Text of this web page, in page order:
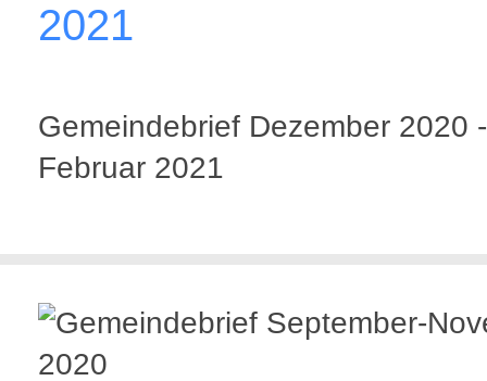
2021
Gemeindebrief Dezember 2020 -
Februar 2021